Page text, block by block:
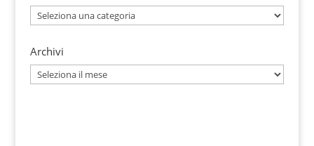
Categorie
Archivi
Archivi